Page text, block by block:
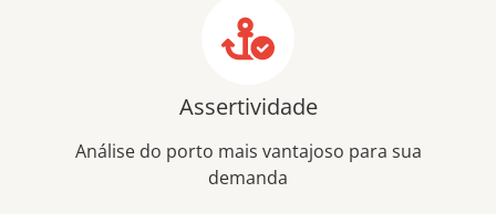
Assertividade
Análise do porto mais vantajoso para sua
demanda